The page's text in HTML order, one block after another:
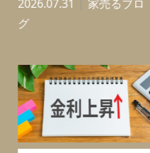
2026.07.31
家売るブロ
グ